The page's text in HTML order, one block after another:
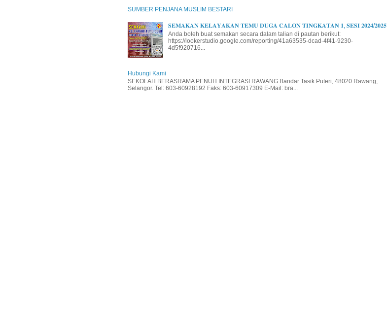
SUMBER PENJANA MUSLIM BESTARI
𝐒𝐄𝐌𝐀𝐊𝐀𝐍 𝐊𝐄𝐋𝐀𝐘𝐀𝐊𝐀𝐍 𝐓𝐄𝐌𝐔 𝐃𝐔𝐆𝐀 𝐂𝐀𝐋𝐎𝐍 𝐓𝐈𝐍𝐆𝐊𝐀𝐓𝐀𝐍 𝟏, 𝐒𝐄𝐒𝐈 𝟐𝟎𝟐𝟒/𝟐𝟎𝟐𝟓
Anda boleh buat semakan secara dalam talian di pautan berikut:
https://lookerstudio.google.com/reporting/41a63535-dcad-4f41-9230-
4d5f920716...
Hubungi Kami
SEKOLAH BERASRAMA PENUH INTEGRASI RAWANG Bandar Tasik Puteri, 48020 Rawang,
Selangor. Tel: 603-60928192 Faks: 603-60917309 E-Mail: bra...